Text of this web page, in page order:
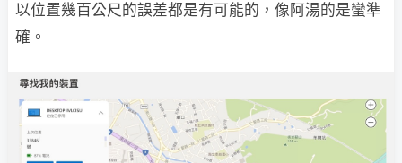
以位置幾百公尺的誤差都是有可能的，像阿湯的是蠻準
確。